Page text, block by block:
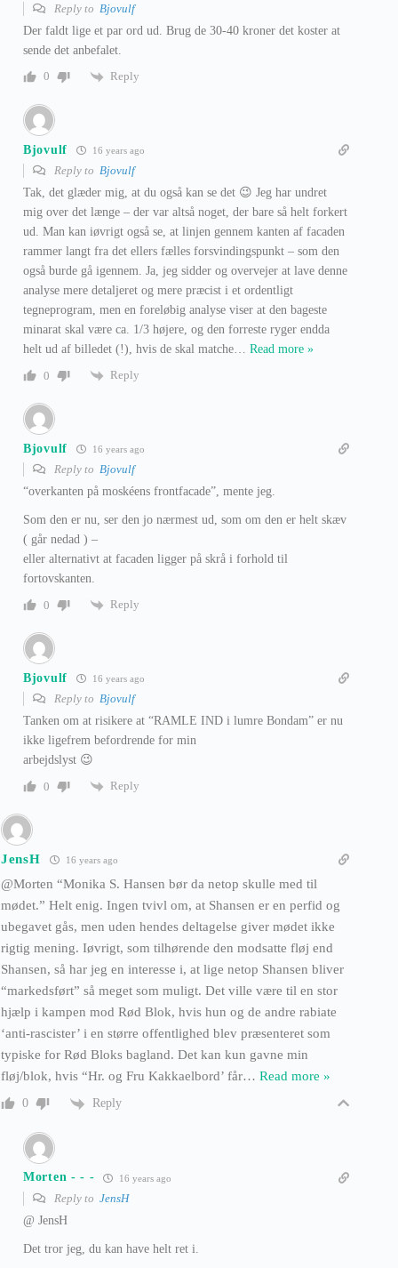
Reply to Bjovulf
Der faldt lige et par ord ud. Brug de 30-40 kroner det koster at
sende det anbefalet.
0
Reply
Bjovulf 16 years ago
Reply to Bjovulf
Tak, det glæder mig, at du også kan se det 😉 Jeg har undret
mig over det længe – der var altså noget, der bare så helt forkert
ud. Man kan iøvrigt også se, at linjen gennem kanten af facaden
rammer langt fra det ellers fælles forsvindingspunkt – som den
også burde gå igennem. Ja, jeg sidder og overvejer at lave denne
analyse mere detaljeret og mere præcist i et ordentligt
tegneprogram, men en foreløbig analyse viser at den bageste
minarat skal være ca. 1/3 højere, og den forreste ryger endda
helt ud af billedet (!), hvis de skal matche… Read more »
0
Reply
Bjovulf 16 years ago
Reply to Bjovulf
“overkanten på moskéens frontfacade”, mente jeg.
Som den er nu, ser den jo nærmest ud, som om den er helt skæv
( går nedad ) –
eller alternativt at facaden ligger på skrå i forhold til
fortovskanten.
0
Reply
Bjovulf 16 years ago
Reply to Bjovulf
Tanken om at risikere at “RAMLE IND i lumre Bondam” er nu
ikke ligefrem befordrende for min
arbejdslyst 😉
0
Reply
JensH 16 years ago
@Morten “Monika S. Hansen bør da netop skulle med til
mødet.” Helt enig. Ingen tvivl om, at Shansen er en perfid og
ubegavet gås, men uden hendes deltagelse giver mødet ikke
rigtig mening. Iøvrigt, som tilhørende den modsatte fløj end
Shansen, så har jeg en interesse i, at lige netop Shansen bliver
“markedsført” så meget som muligt. Det ville være til en stor
hjælp i kampen mod Rød Blok, hvis hun og de andre rabiate
‘anti-rascister’ i en større offentlighed blev præsenteret som
typiske for Rød Bloks bagland. Det kan kun gavne min
fløj/blok, hvis “Hr. og Fru Kakkaelbord’ får… Read more »
0 Reply
Morten - - - 16 years ago
Reply to JensH
@ JensH
Det tror jeg, du kan have helt ret i.